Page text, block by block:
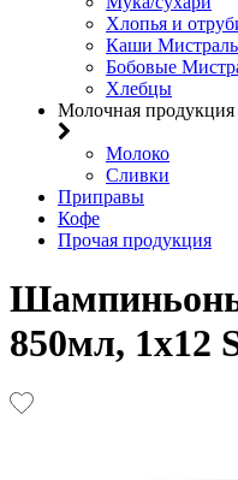
Хлопья и
Каши Мистраль
Бобовые
Хлебцы
Молочная продукция
Молоко
Сливки
Приправы
Кофе
Прочая продукция
850мл, 1х12